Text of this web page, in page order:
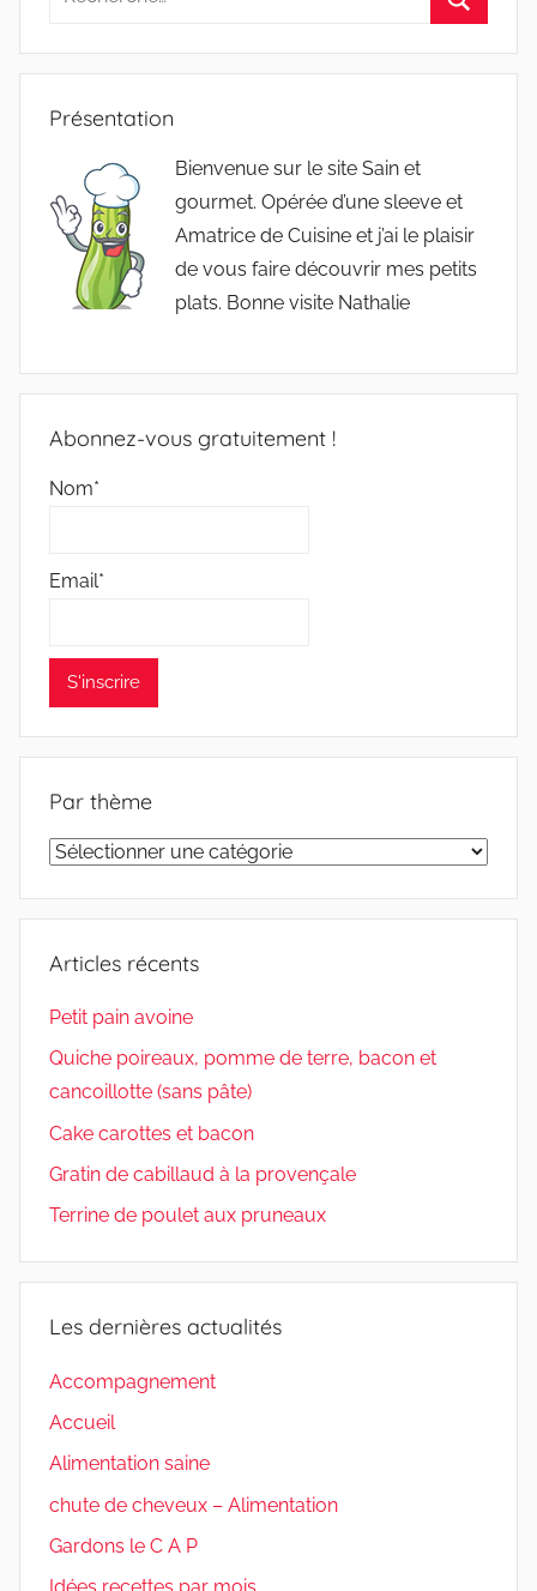
:
Présentation
Bienvenue sur le site Sain et
gourmet. Opérée d’une sleeve et
Amatrice de Cuisine et j’ai le plaisir
de vous faire découvrir mes petits
plats. Bonne visite Nathalie
Abonnez-vous gratuitement !
Nom*
Email*
Par thème
Par
Articles récents
Petit pain avoine
Quiche poireaux, pomme de terre, bacon et
cancoillotte (sans pâte)
Cake carottes et bacon
Gratin de cabillaud à la provençale
Terrine de poulet aux pruneaux
Les dernières actualités
Accompagnement
Accueil
Alimentation saine
chute de cheveux – Alimentation
Gardons le C A P